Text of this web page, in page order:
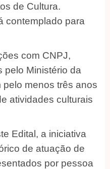
de Cultura.
contemplado para
com CNPJ,
pelo Ministério da
menos três anos
atividades culturais
Edital, a iniciativa
de atuação de
por pessoa